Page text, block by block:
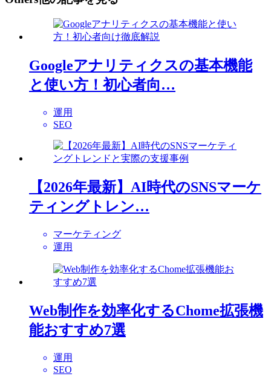
Googleアナリティクスの基本機能
と使い方！初心者向…
運用
SEO
【2026年最新】AI時代のSNSマーケ
ティングトレン…
マーケティング
運用
Web制作を効率化するChome拡張機
能おすすめ7選
運用
SEO